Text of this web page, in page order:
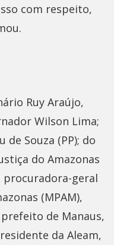
com respeito,
Ruy Araújo,
Wilson Lima;
de Souza (PP); do
do Amazonas
procuradora-geral
(MPAM),
de Manaus,
da Aleam,